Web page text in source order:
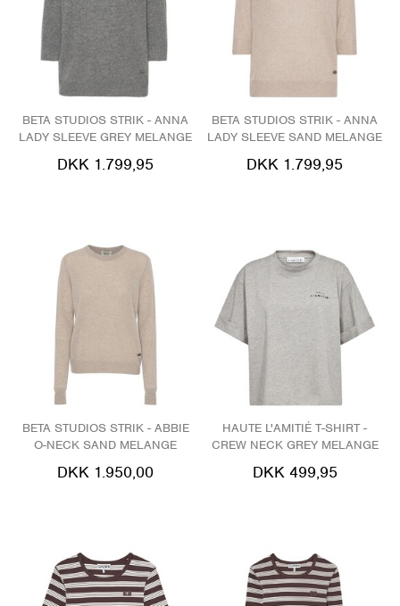
BETA STUDIOS STRIK - ANNA
LADY SLEEVE GREY MELANGE
DKK 1.799,95
BETA STUDIOS STRIK - ANNA
LADY SLEEVE SAND MELANGE
DKK 1.799,95
BETA STUDIOS STRIK - ABBIE
O-NECK SAND MELANGE
DKK 1.950,00
HAUTE L'AMITIÉ T-SHIRT -
CREW NECK GREY MELANGE
DKK 499,95